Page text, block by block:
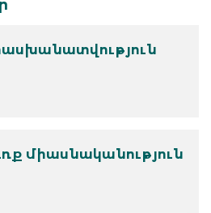
միասնականություն